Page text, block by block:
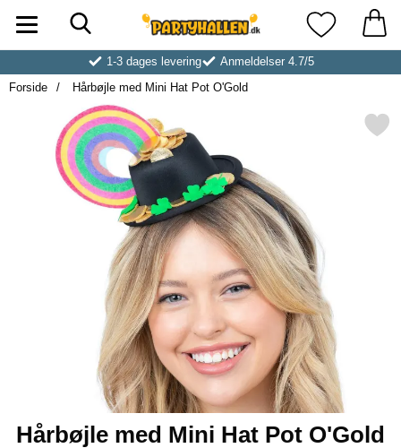
Startside for Partyhallen AB Mine
1-3 dages levering
Anmeldelser 4.7/5
Forside
Hårbøjle med Mini Hat Pot O'Gold
Markér hårbøjle med Mini
Hårbøjle med Mini Hat Pot O'Gold